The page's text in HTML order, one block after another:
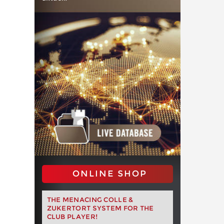
ONLINE SHOP
THE MENACING COLLE &
ZUKERTORT SYSTEM FOR THE
CLUB PLAYER!